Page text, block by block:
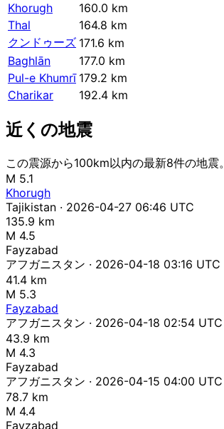
Khorugh
160.0 km
Thal
164.8 km
クンドゥーズ 171.6 km
Baghlān
177.0 km
Pul-e Khumrī 179.2 km
Charikar
192.4 km
近くの地震
この震源から100km以内の最新8件の地震。
M 5.1
Khorugh
Tajikistan · 2026-04-27 06:46 UTC
135.9 km
M 4.5
Fayzabad
アフガニスタン · 2026-04-18 03:16 UTC
41.4 km
M 5.3
Fayzabad
アフガニスタン · 2026-04-18 02:54 UTC
43.9 km
M 4.3
Fayzabad
アフガニスタン · 2026-04-15 04:00 UTC
78.7 km
M 4.4
Fayzabad